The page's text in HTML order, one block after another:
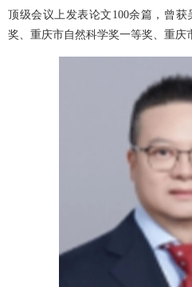
顶级会议上发表论文100余篇，曾
奖、重庆市自然科学奖一等奖、重庆